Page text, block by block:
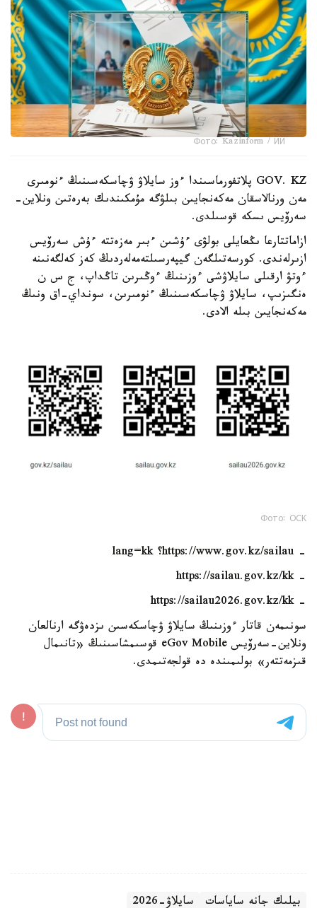
Фото: Kazinform / ИИ
GOV. KZ پلاتفورماسىندا ءوز سايلاۋ ۋچاسكەسىنىڭ ءنومىرى
مەن ورنالاسقان مەكەنجايىن بىلۋگە مۇمكىندىك بەرەتىن ونلاين-
سەرۆيس ىسكە قوسىلدى.
ازاماتتارعا ىڭعايلى بولۋى ءۇشىن ءبىر مەزەتتە ءۇش سەرۆيس
ازىرلەندى. كورسەتىلگەن گيپەرسىلتەمەلەردىڭ كەز كەلگەنىنە
ءوتۋ ارقىلى سايلاۋشى ءوزىنىڭ ءوڭىرىن تاڭداپ، ج س ن
ەنگىزىپ، سايلاۋ ۋچاسكەسىنىڭ ءنومىرىن، سونداي-اق ونىڭ
مەكەنجايىن بىلە الادى.
Фото: ОСК
- https://www.gov.kz/sailau؟ lang=kk
- https://sailau.gov.kz/kk
- https://sailau2026.gov.kz/kk
سونىمەن قاتار ءوزىنىڭ سايلاۋ ۋچاسكەسىن ىزدەۋگە ارنالعان
ونلاين-سەرۆيس eGov Mobile قوسىمشاسىنىڭ «تانىمال
قىزمەتتەر» بولىمىندە دە قولجەتىمدى.
بيلىك جانە ساياسات سايلاۋ-2026